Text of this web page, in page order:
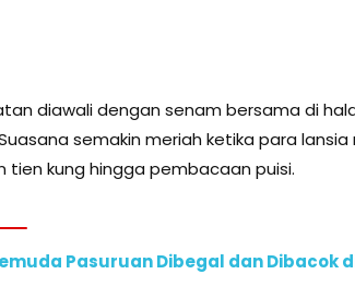
diawali dengan senam bersama di
Suasana semakin meriah ketika para
tien kung hingga pembacaan puisi.
Pasuruan Dibegal dan Dibacok